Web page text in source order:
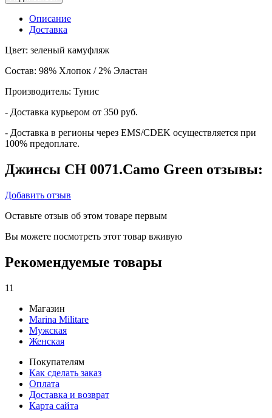
Описание
Доставка
Цвет: зеленый камуфляж
Состав: 98% Хлопок / 2% Эластан
Производитель: Тунис
- Доставка курьером от 350 руб.
- Доставка в регионы через EMS/CDEK осуществляется при
100% предоплате.
Джинсы CH 0071.Camo Green отзывы:
Добавить отзыв
Оставьте отзыв об этом товаре первым
Вы можете посмотреть этот товар вживую
Рекомендуемые товары
11
Магазин
Marina Militare
Мужская
Женская
Покупателям
Как сделать заказ
Оплата
Доставка и возврат
Карта сайта